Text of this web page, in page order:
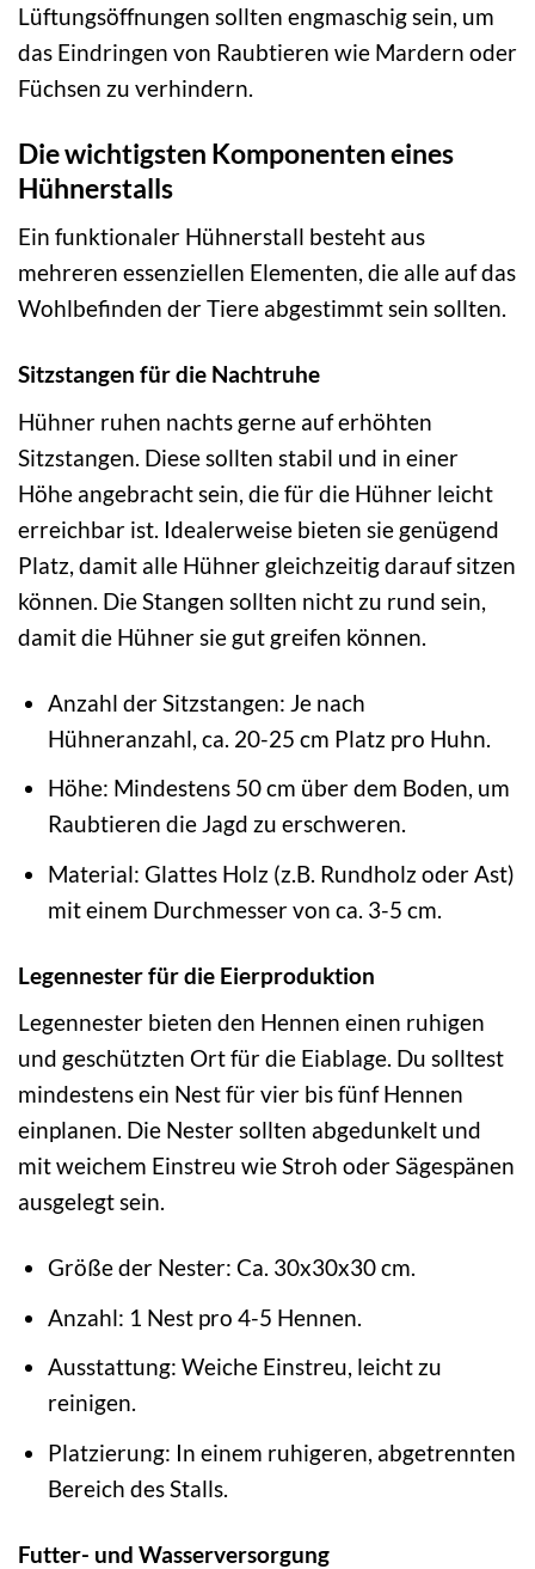
Lüftungsöffnungen sollten engmaschig sein, um
das Eindringen von Raubtieren wie Mardern oder
Füchsen zu verhindern.
Die wichtigsten Komponenten eines
Hühnerstalls
Ein funktionaler Hühnerstall besteht aus
mehreren essenziellen Elementen, die alle auf das
Wohlbefinden der Tiere abgestimmt sein sollten.
Sitzstangen für die Nachtruhe
Hühner ruhen nachts gerne auf erhöhten
Sitzstangen. Diese sollten stabil und in einer
Höhe angebracht sein, die für die Hühner leicht
erreichbar ist. Idealerweise bieten sie genügend
Platz, damit alle Hühner gleichzeitig darauf sitzen
können. Die Stangen sollten nicht zu rund sein,
damit die Hühner sie gut greifen können.
Anzahl der Sitzstangen: Je nach
Hühneranzahl, ca. 20-25 cm Platz pro Huhn.
Höhe: Mindestens 50 cm über dem Boden, um
Raubtieren die Jagd zu erschweren.
Material: Glattes Holz (z.B. Rundholz oder Ast)
mit einem Durchmesser von ca. 3-5 cm.
Legennester für die Eierproduktion
Legennester bieten den Hennen einen ruhigen
und geschützten Ort für die Eiablage. Du solltest
mindestens ein Nest für vier bis fünf Hennen
einplanen. Die Nester sollten abgedunkelt und
mit weichem Einstreu wie Stroh oder Sägespänen
ausgelegt sein.
Größe der Nester: Ca. 30x30x30 cm.
Anzahl: 1 Nest pro 4-5 Hennen.
Ausstattung: Weiche Einstreu, leicht zu
reinigen.
Platzierung: In einem ruhigeren, abgetrennten
Bereich des Stalls.
Futter- und Wasserversorgung